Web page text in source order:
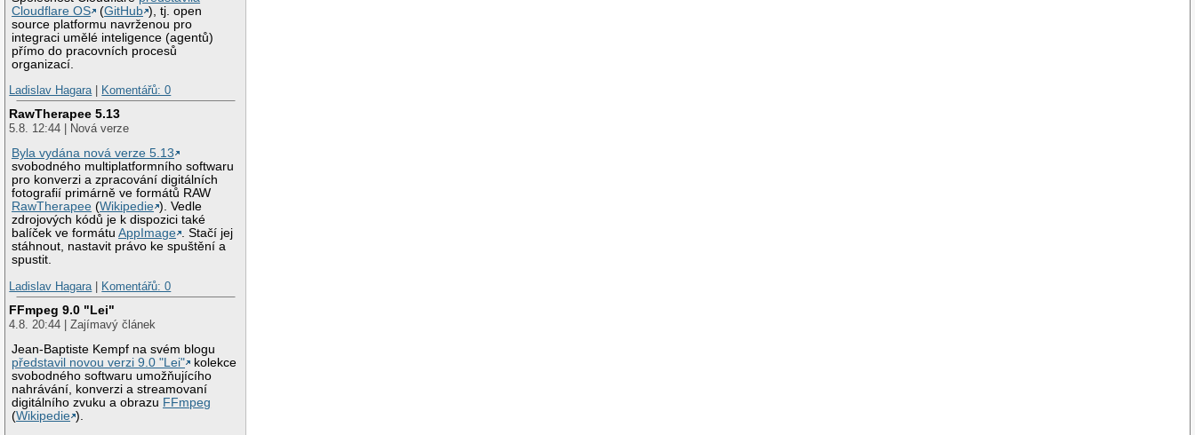
Cloudflare OS
(GitHub ), tj. open
source platformu navrženou pro
integraci umělé inteligence (agentů)
přímo do pracovních procesů
organizací.
Ladislav Hagara| Komentářů: 0
RawTherapee 5.13
5.8. 12:44 | Nová verze
Byla vydána nová verze 5.13
svobodného multiplatformního softwaru
pro konverzi a zpracování digitálních
fotografií primárně ve formátů RAW
RawTherapee (Wikipedie ). Vedle
zdrojových kódů je k dispozici také
balíček ve formátuAppImage . Stačí jej
stáhnout, nastavit právo ke spuštění a
spustit.
Ladislav Hagara| Komentářů: 0
FFmpeg 9.0 "Lei"
4.8. 20:44 | Zajímavý článek
Jean-Baptiste Kempf na svém blogu
představil novou verzi 9.0 "Lei"
kolekce
svobodného softwaru umožňujícího
nahrávání, konverzi a streamovaní
digitálního zvuku a obrazu FFmpeg
(Wikipedie ).